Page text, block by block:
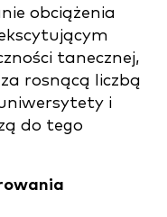
obciążenia
tanecznej,
rosnącą liczbą
i
do tego